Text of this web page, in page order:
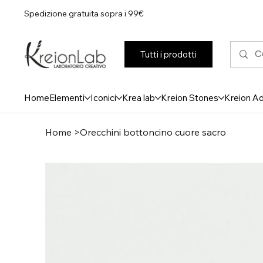
Spedizione gratuita sopra i 99€
Tutti i prodotti
HomeElementi Iconici Krea lab Kreion Stones Kreion
Home >Orecchini bottoncino cuore sacro